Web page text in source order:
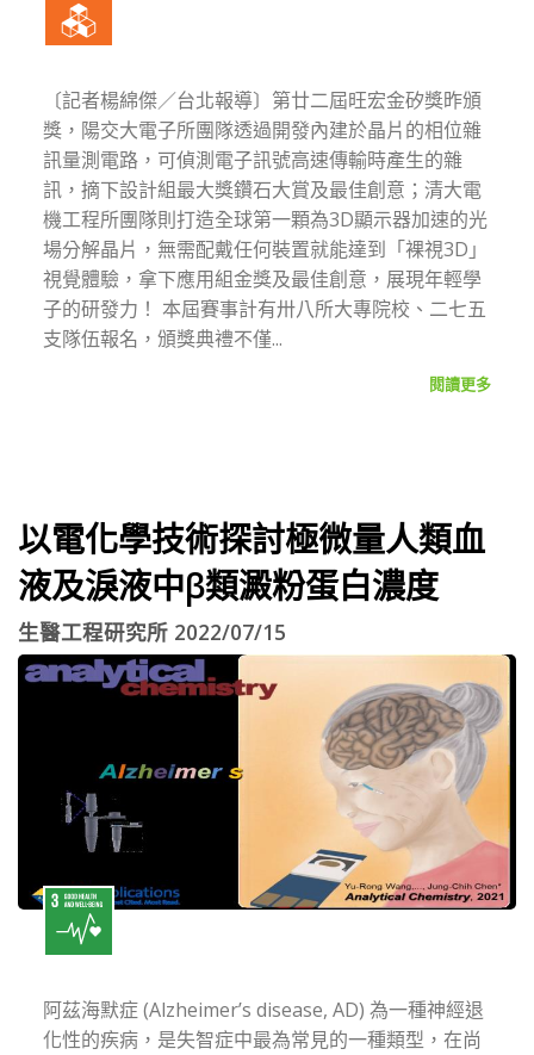
〔記者楊綿傑／台北報導〕第廿二屆旺宏金矽獎昨頒
獎，陽交大電子所團隊透過開發內建於晶片的相位雜
訊量測電路，可偵測電子訊號高速傳輸時產生的雜
訊，摘下設計組最大獎鑽石大賞及最佳創意；清大電
機工程所團隊則打造全球第一顆為3D顯示器加速的光
場分解晶片，無需配戴任何裝置就能達到「裸視3D」
視覺體驗，拿下應用組金獎及最佳創意，展現年輕學
子的研發力！ 本屆賽事計有卅八所大專院校、二七五
支隊伍報名，頒獎典禮不僅...
閱讀更多
以電化學技術探討極微量人類血
液及淚液中β類澱粉蛋白濃度
生醫工程研究所 2022/07/15
阿茲海默症 (Alzheimer’s disease, AD) 為一種神經退
化性的疾病，是失智症中最為常見的一種類型，在尚